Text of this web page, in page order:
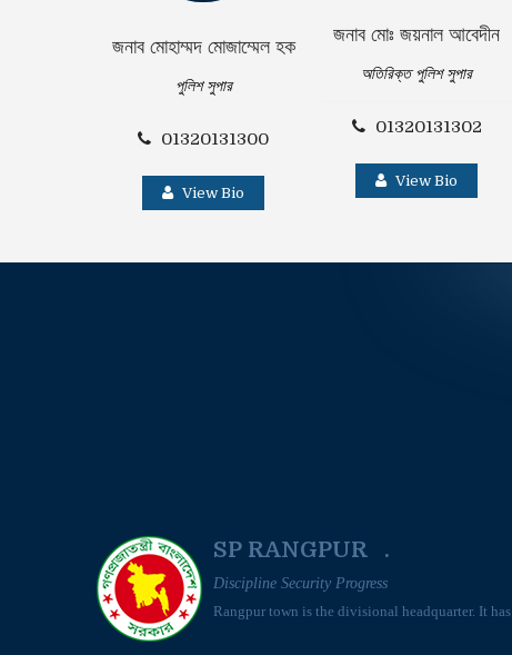
জনাব মোহাম্মদ মোজাম্মেল হক
পুলিশ সুপার
01320131300
View Bio
জনাব মোঃ জয়নাল আবেদীন
অতিরিক্ত পুলিশ সুপার
01320131302
View Bio
SP RANGPUR .
Discipline Security Progress
Rangpur town is the divisional headquarter. It has